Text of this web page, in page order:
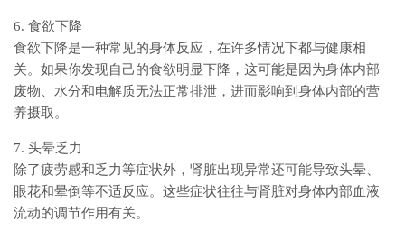
6. 食欲下降
食欲下降是一种常见的身体反应，在许多情况下都与健康相
关。如果你发现自己的食欲明显下降，这可能是因为身体内部
废物、水分和电解质无法正常排泄，进而影响到身体内部的营
养摄取。
7. 头晕乏力
除了疲劳感和乏力等症状外，肾脏出现异常还可能导致头晕、
眼花和晕倒等不适反应。这些症状往往与肾脏对身体内部血液
流动的调节作用有关。